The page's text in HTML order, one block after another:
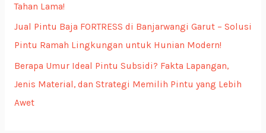
Tahan Lama!
Jual Pintu Baja FORTRESS di Banjarwangi Garut – Solusi
Pintu Ramah Lingkungan untuk Hunian Modern!
Berapa Umur Ideal Pintu Subsidi? Fakta Lapangan,
Jenis Material, dan Strategi Memilih Pintu yang Lebih
Awet